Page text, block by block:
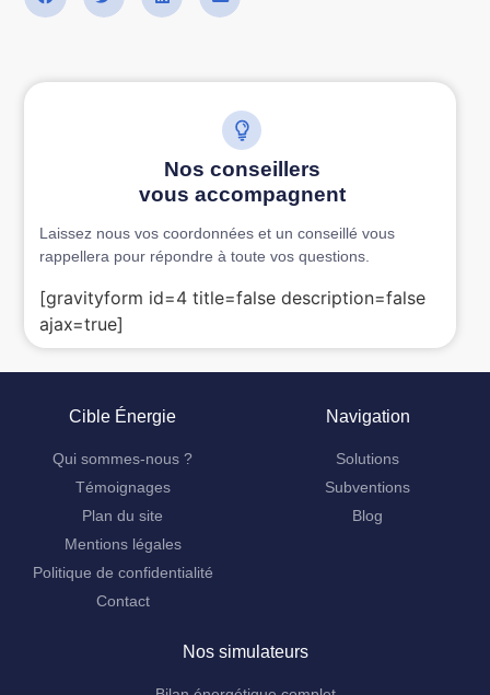
Nos conseillers
vous accompagnent
Laissez nous vos coordonnées et un conseillé vous
rappellera pour répondre à toute vos questions.
[gravityform id=4 title=false description=false
ajax=true]
Cible Énergie
Qui sommes-nous ?
Témoignages
Plan du site
Mentions légales
Politique de confidentialité
Contact
Navigation
Solutions
Subventions
Blog
Nos simulateurs